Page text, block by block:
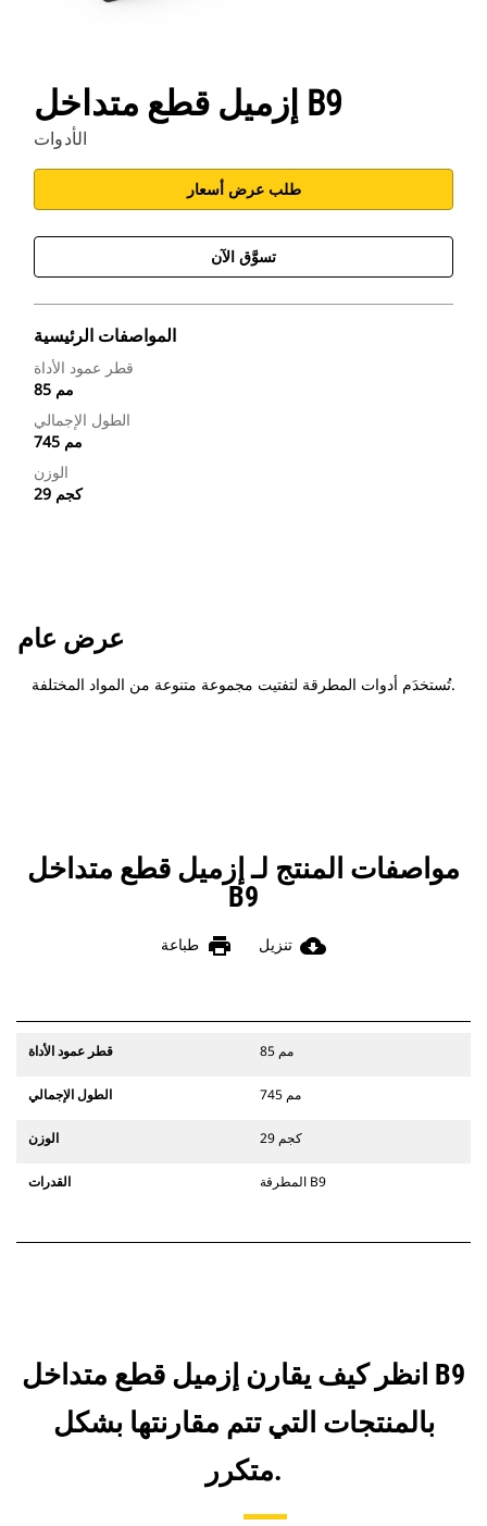
إزميل قطع متداخل B9
الأدوات
طلب عرض أسعار
تسوَّق الآن
المواصفات الرئيسية
قطر عمود الأداة
85 مم
الطول الإجمالي
745 مم
الوزن
29 كجم
عرض عام
تُستخدَم أدوات المطرقة لتفتيت مجموعة متنوعة من المواد المختلفة.
مواصفات المنتج لـ إزميل قطع متداخل
B9
cloud_download تنزيل print طباعة
قطر عمود الأداة 85 مم
الطول الإجمالي 745 مم
الوزن 29 كجم
القدرات المطرقة B9
انظر كيف يقارن إزميل قطع متداخل B9
بالمنتجات التي تتم مقارنتها بشكل
متكرر.